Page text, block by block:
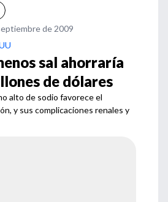
de 2009
sal ahorraría
de dólares
alto de sodio favorece el
y sus complicaciones renales y